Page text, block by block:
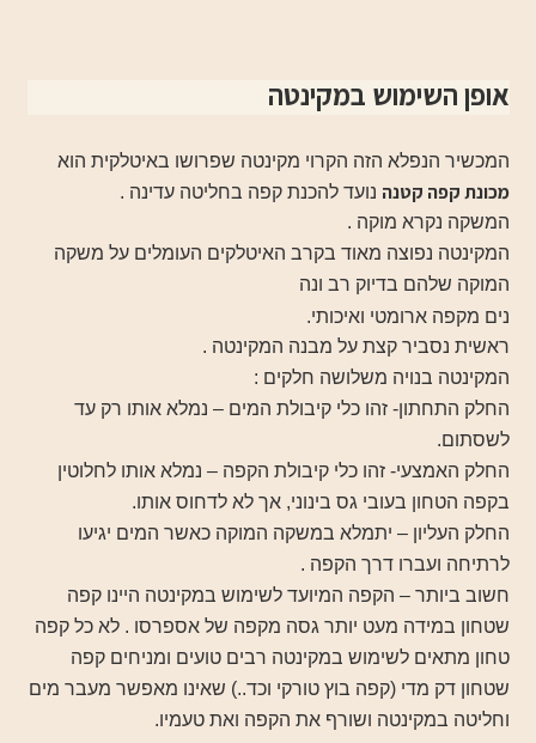
אופן השימוש במקינטה
המכשיר הנפלא הזה הקרוי מקינטה שפרושו באיטלקית הוא
מכונת קפה קטנה נועד להכנת קפה בחליטה עדינה .
המשקה נקרא מוקה .
המקינטה נפוצה מאוד בקרב האיטלקים העומלים על משקה
המוקה שלהם בדיוק רב ונה
נים מקפה ארומטי ואיכותי.
ראשית נסביר קצת על מבנה המקינטה .
המקינטה בנויה משלושה חלקים :
החלק התחתון- זהו כלי קיבולת המים – נמלא אותו רק עד
לשסתום.
החלק האמצעי- זהו כלי קיבולת הקפה – נמלא אותו לחלוטין
בקפה הטחון בעובי גס בינוני, אך לא לדחוס אותו.
החלק העליון – יתמלא במשקה המוקה כאשר המים יגיעו
לרתיחה ועברו דרך הקפה .
חשוב ביותר – הקפה המיועד לשימוש במקינטה היינו קפה
שטחון במידה מעט יותר גסה מקפה של אספרסו . לא כל קפה
טחון מתאים לשימוש במקינטה רבים טועים ומניחים קפה
שטחון דק מדי (קפה בוץ טורקי וכד..) שאינו מאפשר מעבר מים
וחליטה במקינטה ושורף את הקפה ואת טעמיו.